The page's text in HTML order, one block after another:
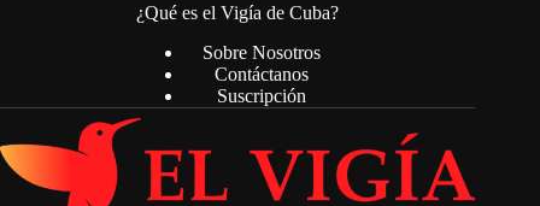
¿Qué es el Vigía de Cuba?
Sobre Nosotros
Contáctanos
Suscripción